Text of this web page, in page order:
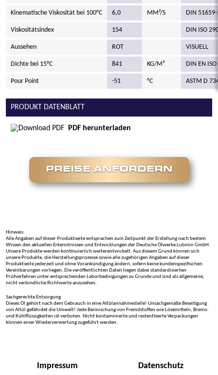
Kinematische Viskosität bei 100°C 6,0 MM²/S DIN
Viskositätsindex 154 DIN ISO
Aussehen ROT VISUELL
Dichte bei 15°C 841 KG/M³ DIN EN
Pour Point -51 °C ASTM D
PRODUKT DATENBLATT
PDF herunterladen
PREISE ANFORDERN
Hinweis
Alle Angaben auf dieser Produktseite entsprachen zum Zeitpunkt der Erstellung nach bestem
Wissen den aktuellen Erkenntnissen und Entwicklungen der Deutsche Ölwerke Lubmin GmbH.
Unsere Produkte werden kontinuierlich weiterentwickelt. Aus diesem Grund können sich
unsere Produkte, die Herstellungsprozesse sowie alle zugehörigen Angaben auf dieser
Produktseite jederzeit und ohne Vorankündigung ändern, sofern keine kundenspezifischen
Vereinbarungen vorliegen. Die veröffentlichten Daten liegen dabei standardisierten
Prüfverfahren unter entsprechenden Laborbedingungen zu Grunde und sind als allgemeine,
nicht verbindliche Richtwerte anzusehen.
Sachgerechte Entsorgung
Dieses Öl gehört nach dem Gebrauch in eine Altölannahmestelle! Unsachgemäße Beseitigung
von Altöl gefährdet die Umwelt! Jede Beimischung von Fremdstoffen wie Lösemitteln, Brems-
und Kühlflüssigkeiten ist verboten. Nicht kontaminierte und restentleerte Verpackungen
können einer Wiederverwertung zugeführt werden.
Impressum Datenschutz